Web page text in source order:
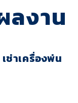
ลงาน
ช่าเครื่องพ่น